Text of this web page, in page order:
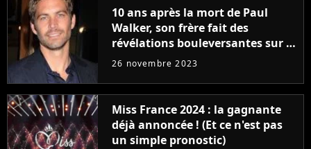
10 ans après la mort de Paul
Walker, son frère fait des
révélations bouleversantes sur la
réaction des acteurs de Fast and
26 novembre 2023
Miss France 2024 : la gagnante
déjà annoncée ! (Et ce n'est pas
un simple pronostic)